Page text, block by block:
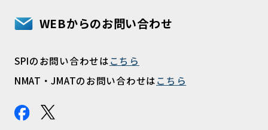
WEBからのお問い合わせ
SPIのお問い合わせはこちら
NMAT・JMATのお問い合わせはこちら